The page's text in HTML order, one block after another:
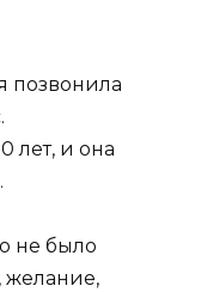
позвонила
лет, и она
не было
желание,